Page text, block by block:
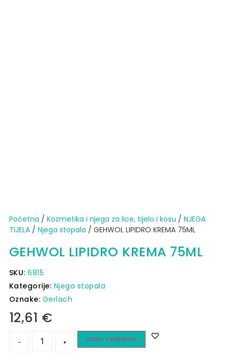
Početna / Kozmetika i njega za lice, tijelo i kosu / NJEGA
TIJELA/ Njega stopala / GEHWOL LIPIDRO KREMA 75ML
GEHWOL LIPIDRO KREMA 75ML
SKU:6815
Kategorije: Njega stopala
Oznake: Gerlach
12,61 €
- + DODAJ U KOŠARICU